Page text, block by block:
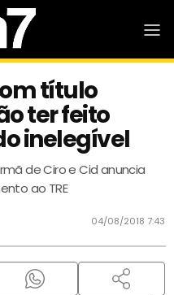
título
ter feito
inelegível
de Ciro e Cid anuncia
ao TRE
04/08/2018 7:43